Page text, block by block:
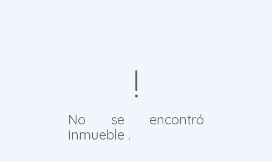
No se encontró
inmueble .